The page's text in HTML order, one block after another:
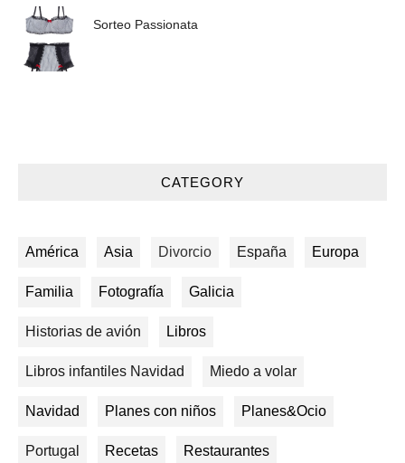
Sorteo Passionata
CATEGORY
América Asia Divorcio España Europa
Familia Fotografía Galicia
Historias de avión Libros
Libros infantiles Navidad Miedo a volar
Navidad Planes con niños Planes&Ocio
Portugal Recetas Restaurantes